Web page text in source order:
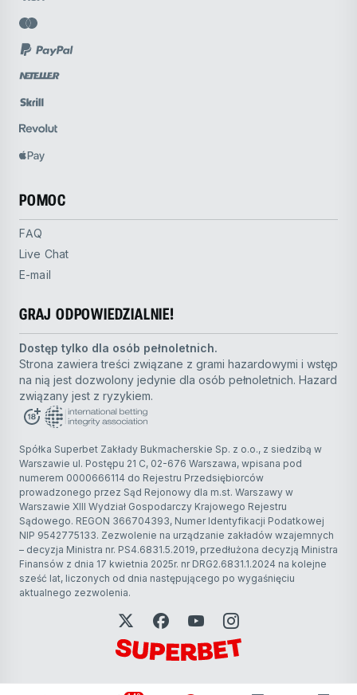
POMOC
FAQ
Live Chat
E-mail
GRAJ ODPOWIEDZIALNIE!
Dostęp tylko dla osób pełnoletnich.
Strona zawiera treści związane z grami hazardowymi i wstęp
na nią jest dozwolony jedynie dla osób pełnoletnich. Hazard
związany jest z ryzykiem.
Spółka Superbet Zakłady Bukmacherskie Sp. z o.o., z siedzibą w
Warszawie ul. Postępu 21 C, 02-676 Warszawa, wpisana pod
numerem 0000666114 do Rejestru Przedsiębiorców
prowadzonego przez Sąd Rejonowy dla m.st. Warszawy w
Warszawie XIII Wydział Gospodarczy Krajowego Rejestru
Sądowego. REGON 366704393, Numer Identyfikacji Podatkowej
NIP 9542775133. Zezwolenie na urządzanie zakładów wzajemnych
– decyzja Ministra nr. PS4.6831.5.2019, przedłużona decyzją Ministra
Finansów z dnia 17 kwietnia 2025r. nr DRG2.6831.1.2024 na kolejne
sześć lat, liczonych od dnia następującego po wygaśnięciu
aktualnego zezwolenia.